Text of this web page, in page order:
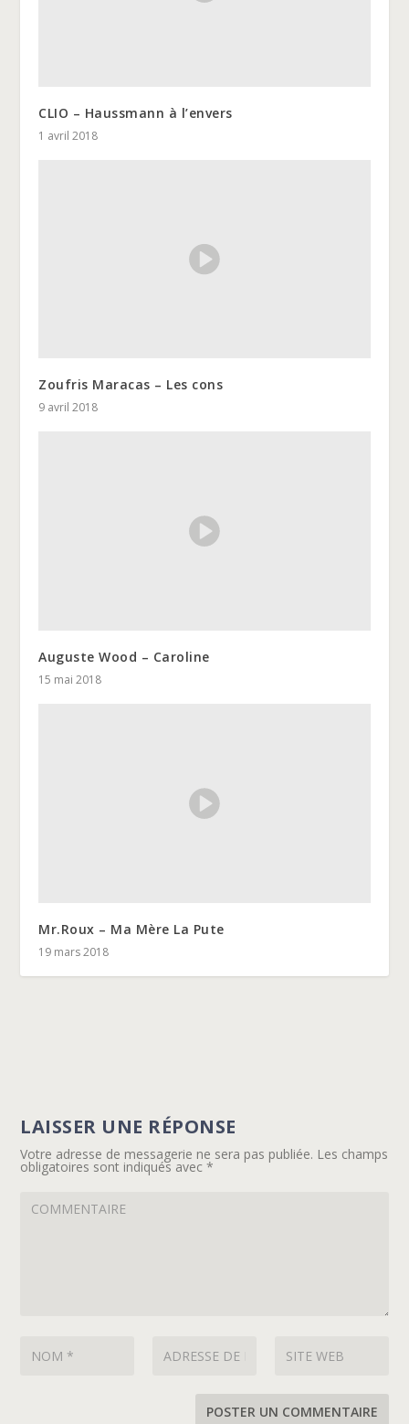
CLIO – Haussmann à l’envers
1 avril 2018
Zoufris Maracas – Les cons
9 avril 2018
Auguste Wood – Caroline
15 mai 2018
Mr.Roux – Ma Mère La Pute
19 mars 2018
LAISSER UNE RÉPONSE
Votre adresse de messagerie ne sera pas publiée. Les champs
obligatoires sont indiqués avec*